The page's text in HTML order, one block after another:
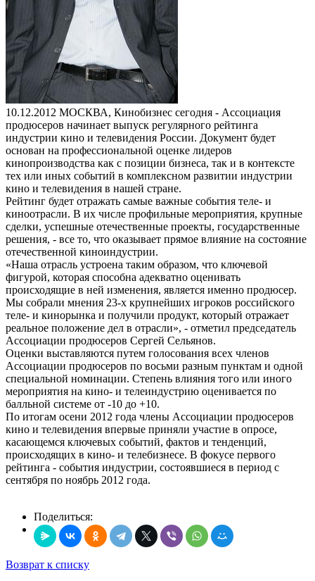
10.12.2012 МОСКВА, Кинобизнес сегодня - Ассоциация
продюсеров начинает выпуск регулярного рейтинга
индустрии кино и телевидения России. Документ будет
основан на профессиональной оценке лидеров
кинопроизводства как с позиции бизнеса, так и в контексте
тех или иных событий в комплексном развитии индустрии
кино и телевидения в нашей стране.
Рейтинг будет отражать самые важные события теле- и
киноотрасли. В их числе профильные мероприятия, крупные
сделки, успешные отечественные проекты, государственные
решения, - все то, что оказывает прямое влияние на состояние
отечественной киноиндустрии.
«Наша отрасль устроена таким образом, что ключевой
фигурой, которая способна адекватно оценивать
происходящие в ней изменения, является именно продюсер.
Мы собрали мнения 23-х крупнейших игроков российского
теле- и кинорынка и получили продукт, который отражает
реальное положение дел в отрасли», - отметил председатель
Ассоциации продюсеров Сергей Сельянов.
Оценки выставляются путем голосования всех членов
Ассоциации продюсеров по восьми разным пунктам и одной
специальной номинации. Степень влияния того или иного
мероприятия на кино- и телеиндустрию оценивается по
балльной системе от -10 до +10.
По итогам осени 2012 года члены Ассоциации продюсеров
кино и телевидения впервые приняли участие в опросе,
касающемся ключевых событий, фактов и тенденций,
происходящих в кино- и телебизнесе. В фокусе первого
рейтинга - события индустрии, состоявшиеся в период с
сентября по ноябрь 2012 года.
Поделиться:
Возврат к списку